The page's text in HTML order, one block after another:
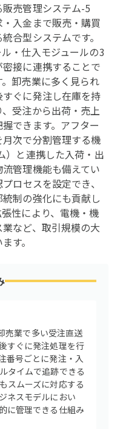
売管理システム-5
入金まで販売・購買
合型システムです。
・仕入モジュールの3
接に連携することで
卸売業に多く見られ
ぐに発注し在庫を持
受注から出荷・売上
できます。アフター
次で分割管理する機
）と連携した入荷・出
管理機能も備えてい
ロセスを設定でき、
制の強化にも貢献し
性により、電機・機
など、取引規模の大
す。
売業で多い受注直送
すぐに発注処理を行
番号ごとに発注・入
タイムで追跡できる
スムーズに対応する
ネスモデルにおい
に管理できる仕組み